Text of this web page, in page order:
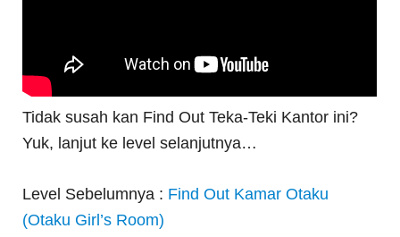
Tidak susah kan Find Out Teka-Teki Kantor ini?
Yuk, lanjut ke level selanjutnya…
Level Sebelumnya : Find Out Kamar Otaku
(Otaku Girl’s Room)